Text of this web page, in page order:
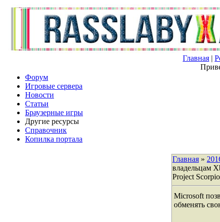
Главная |
Форум
Игровые сервера
Новости
Статьи
Браузерные игры
Другие ресурсы
Справочник
Копилка портала
Главная »
владельцам
Project Scorpio
Microsoft
обменять